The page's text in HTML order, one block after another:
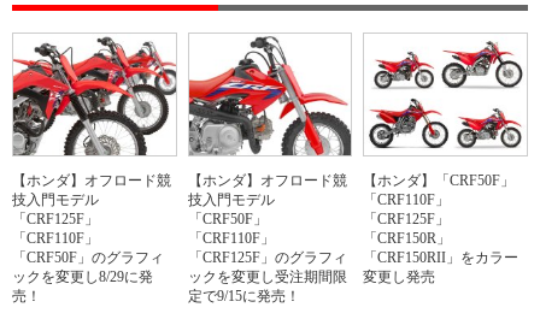
【ホンダ】オフロード競
技入門モデル
「CRF125F」
「CRF110F」
「CRF50F」のグラフィ
ックを変更し8/29に発
売！
【ホンダ】オフロード競
技入門モデル
「CRF50F」
「CRF110F」
「CRF125F」のグラフィ
ックを変更し受注期間限
定で9/15に発売！
【ホンダ】「CRF50F」
「CRF110F」
「CRF125F」
「CRF150R」
「CRF150RII」をカラー
変更し発売